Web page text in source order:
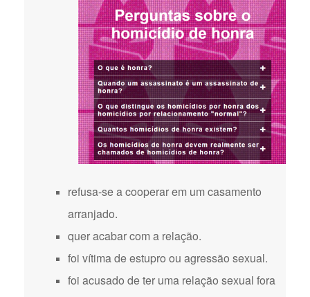
refusa-se a cooperar em um casamento
arranjado.
quer acabar com a relação.
foi vítima de estupro ou agressão sexual.
foi acusado de ter uma relação sexual fora